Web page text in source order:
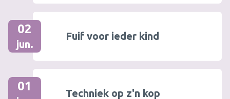
02
jun.
Fuif voor ieder kind
01
Techniek op z'n kop